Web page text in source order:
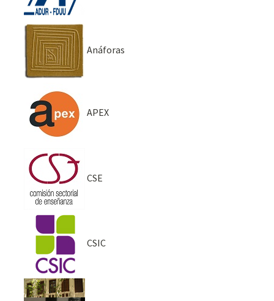
Anáforas
APEX
CSE
CSIC